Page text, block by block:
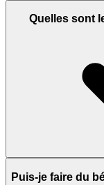
Quelles sont
Puis-je faire du